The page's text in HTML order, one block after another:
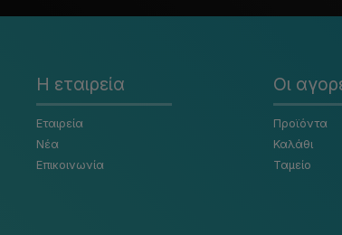
Η εταιρεία
Εταιρεία
Νέα
Επικοινωνία
Οι
Προϊόντα
Καλάθι
Ταμείο